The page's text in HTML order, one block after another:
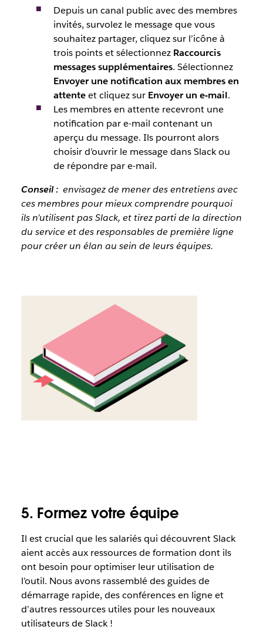
Depuisun canal public avec des membres
invités, survolez le message que vous
souhaitez partager, cliquez sur l’icône à
trois points et sélectionnez Raccourcis
messages supplémentaires. Sélectionnez
Envoyer une notification aux membres en
attenteet cliquez sur Envoyer un e-mail.
Les membres en attente recevront une
notification par e-mail contenant un
aperçu du message. Ils pourront alors
choisir d’ouvrir le message dans Slack ou
de répondre par e-mail.
Conseil : envisagez de mener des entretiens avec
ces membres pour mieux comprendre pourquoi
ils n’utilisent pas Slack, et tirez parti de la direction
du service et des responsables de première ligne
pour créer un élan au sein de leurs équipes.
5. Formez votre équipe
Il est crucial que les salariés qui découvrent Slack
aient accès aux ressources de formation dont ils
ont besoin pour optimiser leur utilisation de
l’outil. Nous avons rassemblé des guides de
démarrage rapide, des conférences en ligne et
d’autres ressources utiles pour les nouveaux
utilisateurs de Slack !